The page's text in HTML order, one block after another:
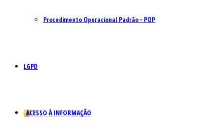
Procedimento Operacional Padrão – POP
LGPD
ACESSO À INFORMAÇÃO